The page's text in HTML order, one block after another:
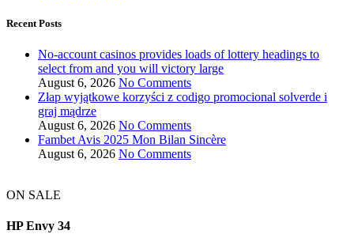
Recent Posts
No-account casinos provides loads of lottery headings to
select from and you will victory large
August 6, 2026 No Comments
Złap wyjątkowe korzyści z codigo promocional solverde i
graj mądrze
August 6, 2026 No Comments
Fambet Avis 2025 Mon Bilan Sincère
August 6, 2026 No Comments
ON SALE
HP Envy 34